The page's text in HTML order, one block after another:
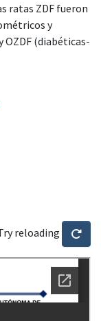
ratas ZDF fueron
y
(diabéticas-
reloading